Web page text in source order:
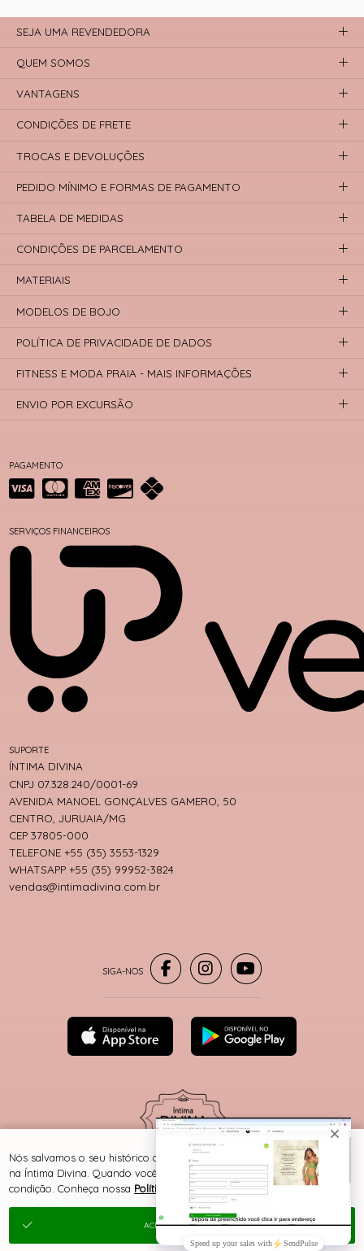
PAGAMENTO
SERVIÇOS FINANCEIROS
SITE 100% SEGURO PLATAFORMA B2B
SUPORTE
ÍNTIMA DIVINA
CNPJ 07.328.240/0001-69
AVENIDA MANOEL GONÇALVES GAMERO, 50
CENTRO, JURUAIA/MG
CEP 37805-000
TELEFONE +55 (35) 3553-1329
WHATSAPP +55 (35) 99952-3824
vendas@intimadivina.com.br
SEJA UMA REVENDEDORA
QUEM SOMOS
VANTAGENS
CONDIÇÕES DE FRETE
TROCAS E DEVOLUÇÕES
PEDIDO MÍNIMO E FORMAS DE PAGAMENTO
TABELA DE MEDIDAS
CONDIÇÕES DE PARCELAMENTO
MATERIAIS
MODELOS DE BOJO
POLÍTICA DE PRIVACIDADE DE DADOS
FITNESS E MODA PRAIA - MAIS INFORMAÇÕES
ENVIO POR EXCURSÃO
® TODOS DIREITOS RESERVADOS
Nós salvamos o seu histórico de uso pra oferecer a melhor experiência
na Íntima Divina. Quando você navega no nosso site, aceita esta
condição. Conheça nossa Política de Cookies e Privacidade.
ACEITAR E FECHAR